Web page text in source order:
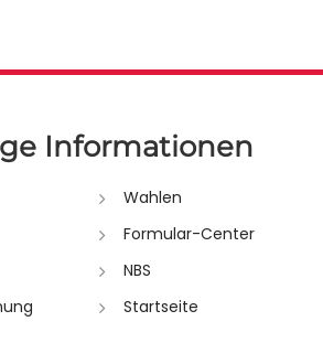
Informationen
Wahlen
Formular-Center
NBS
Startseite